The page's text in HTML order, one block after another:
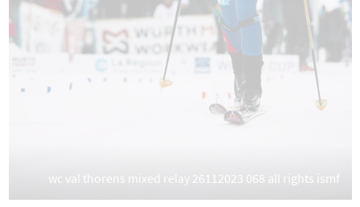
wc val thorens mixed relay 26112023 068 all rights ismf